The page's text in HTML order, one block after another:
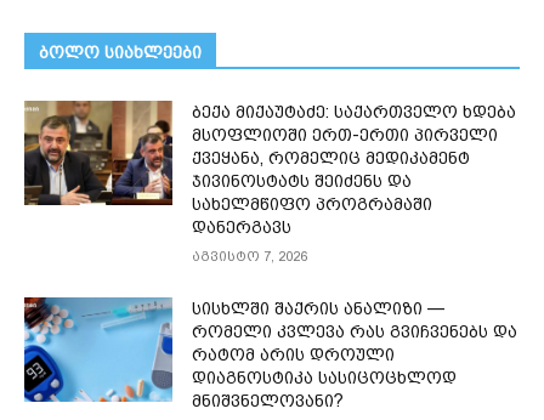
ᲑᲝᲚᲝ ᲡᲘᲐᲮᲚᲔᲔᲑᲘ
ბექა მიქაუტაძე: საქართველო ხდება
მსოფლიოში ერთ-ერთი პირველი
ქვეყანა, რომელიც მედიკამენტ
ჯივინოსტატს შეიძენს და
სახელმწიფო პროგრამაში
დანერგავს
აგვისტო 7, 2026
სისხლში შაქრის ანალიზი —
რომელი კვლევა რას გვიჩვენებს და
რატომ არის დროული
დიაგნოსტიკა სასიცოცხლოდ
მნიშვნელოვანი?